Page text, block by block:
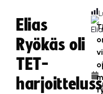
Elias
Ryökäs oli
TET-
.